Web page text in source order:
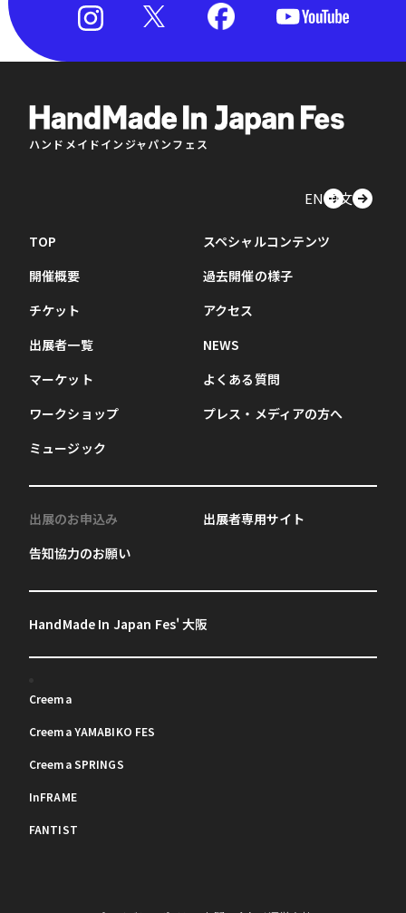
ハンドメイドインジャパンフェス
EN中文
TOP
開催概要
チケット
出展者一覧
マーケット
ワークショップ
ミュージック
スペシャルコンテンツ
過去開催の様子
アクセス
NEWS
よくある質問
プレス・メディアの方へ
出展のお申込み
告知協力のお願い
出展者専用サイト
HandMade In Japan Fes' 大阪
Creema
Creema YAMABIKO FES
Creema SPRINGS
InFRAME
FANTIST